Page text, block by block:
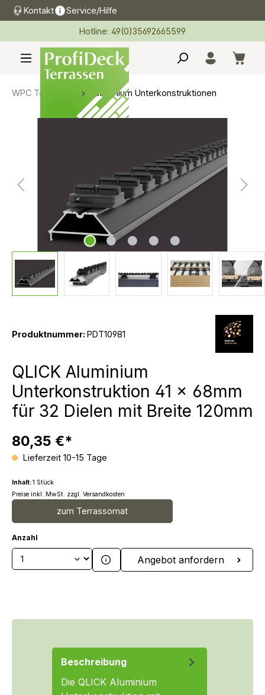
springen
Kontakt Service/Hilfe
Hotline: 49(0)35692665599
WPC Terrassen Aluminium Unterkonstruktionen
Produktnummer: PDT10981
QLICK Aluminium
Unterkonstruktion 41 x 68mm
für 32 Dielen mit Breite 120mm
80,35 €*
Lieferzeit 10-15 Tage
Inhalt:1 Stück
Preise inkl. MwSt. zzgl. Versandkosten
zum Terrassomat
Anzahl
Produkt Anzahl: Gib denAngebot anfordern
Beschreibung
Die QLICK Aluminium